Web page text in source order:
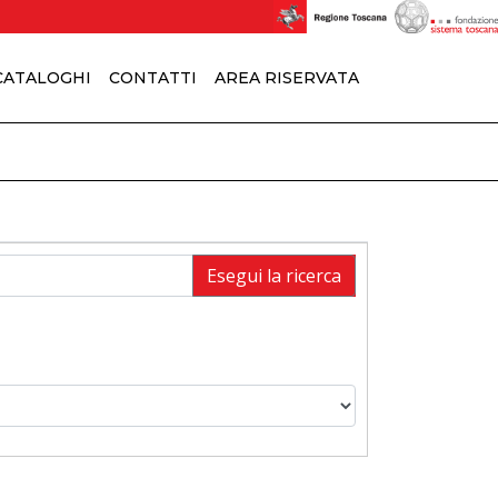
CONTATTI AREA RISERVATA
Esegui la ricerca